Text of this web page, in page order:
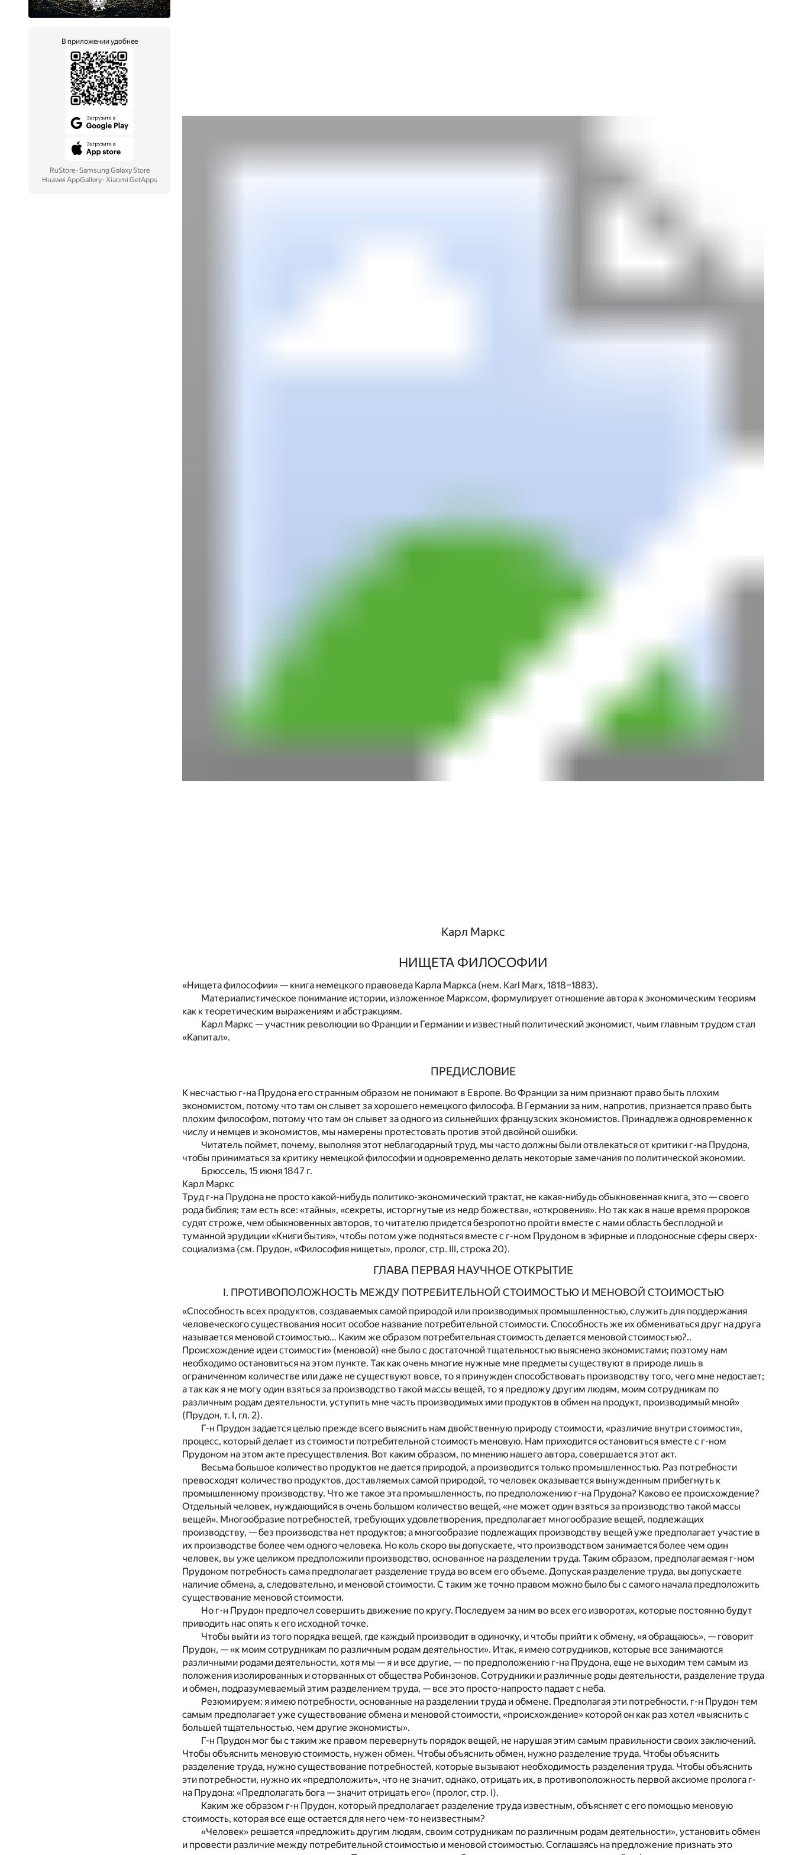
В приложении удобнее
RuStore· Samsung Galaxy Store
Huawei AppGallery· Xiaomi GetApps
Карл Маркс
НИЩЕТА ФИЛОСОФИИ
«Нищета философии» — книга немецкого правоведа Карла Маркса (нем. Karl Marx, 1818–1883).
Материалистическое понимание истории, изложенное Марксом, формулирует отношение автора к экономическим теориям
как к теоретическим выражениям и абстракциям.
Карл Маркс — участник революции во Франции и Германии и известный политический экономист, чьим главным трудом стал
«Капитал».
ПРЕДИСЛОВИЕ
К несчастью г-на Прудона его странным образом не понимают в Европе. Во Франции за ним признают право быть плохим
экономистом, потому что там он слывет за хорошего немецкого философа. В Германии за ним, напротив, признается право быть
плохим философом, потому что там он слывет за одного из сильнейших французских экономистов. Принадлежа одновременно к
числу и немцев и экономистов, мы намерены протестовать против этой двойной ошибки.
Читатель поймет, почему, выполняя этот неблагодарный труд, мы часто должны были отвлекаться от критики г-на Прудона,
чтобы приниматься за критику немецкой философии и одновременно делать некоторые замечания по политической экономии.
Брюссель, 15 июня 1847 г.
Карл Маркс
Труд г-на Прудона не просто какой-нибудь политико-экономический трактат, не какая-нибудь обыкновенная книга, это — своего
рода библия; там есть все: «тайны», «секреты, исторгнутые из недр божества», «откровения». Но так как в наше время пророков
судят строже, чем обыкновенных авторов, то читателю придется безропотно пройти вместе с нами область бесплодной и
туманной эрудиции «Книги бытия», чтобы потом уже подняться вместе с г-ном Прудоном в эфирные и плодоносные сферы сверх-
социализма (см. Прудон, «Философия нищеты», пролог, стр. III, строка 20).
ГЛАВА ПЕРВАЯ НАУЧНОЕ ОТКРЫТИЕ
I. ПРОТИВОПОЛОЖНОСТЬ МЕЖДУ ПОТРЕБИТЕЛЬНОЙ СТОИМОСТЬЮ И МЕНОВОЙ СТОИМОСТЬЮ
«Способность всех продуктов, создаваемых самой природой или производимых промышленностью, служить для поддержания
человеческого существования носит особое название потребительной стоимости. Способность же их обмениваться друг на друга
называется меновой стоимостью… Каким же образом потребительная стоимость делается меновой стоимостью?..
Происхождение идеи стоимости» (меновой) «не было с достаточной тщательностью выяснено экономистами; поэтому нам
необходимо остановиться на этом пункте. Так как очень многие нужные мне предметы существуют в природе лишь в
ограниченном количестве или даже не существуют вовсе, то я принужден способствовать производству того, чего мне недостает;
а так как я не могу один взяться за производство такой массы вещей, то я предложу другим людям, моим сотрудникам по
различным родам деятельности, уступить мне часть производимых ими продуктов в обмен на продукт, производимый мной»
(Прудон, т. I, гл. 2).
Г-н Прудон задается целью прежде всего выяснить нам двойственную природу стоимости, «различие внутри стоимости»,
процесс, который делает из стоимости потребительной стоимость меновую. Нам приходится остановиться вместе с г-ном
Прудоном на этом акте пресуществления. Вот каким образом, по мнению нашего автора, совершается этот акт.
Весьма большое количество продуктов не дается природой, а производится только промышленностью. Раз потребности
превосходят количество продуктов, доставляемых самой природой, то человек оказывается вынужденным прибегнуть к
промышленному производству. Что же такое эта промышленность, по предположению г-на Прудона? Каково ее происхождение?
Отдельный человек, нуждающийся в очень большом количество вещей, «не может один взяться за производство такой массы
вещей». Многообразие потребностей, требующих удовлетворения, предполагает многообразие вещей, подлежащих
производству, — без производства нет продуктов; а многообразие подлежащих производству вещей уже предполагает участие в
их производстве более чем одного человека. Но коль скоро вы допускаете, что производством занимается более чем один
человек, вы уже целиком предположили производство, основанное на разделении труда. Таким образом, предполагаемая г-ном
Прудоном потребность сама предполагает разделение труда во всем его объеме. Допуская разделение труда, вы допускаете
наличие обмена, а, следовательно, и меновой стоимости. С таким же точно правом можно было бы с самого начала предположить
существование меновой стоимости.
Но г-н Прудон предпочел совершить движение по кругу. Последуем за ним во всех его изворотах, которые постоянно будут
приводить нас опять к его исходной точке.
Чтобы выйти из того порядка вещей, где каждый производит в одиночку, и чтобы прийти к обмену, «я обращаюсь», — говорит
Прудон, — «к моим сотрудникам по различным родам деятельности». Итак, я имею сотрудников, которые все занимаются
различными родами деятельности, хотя мы — я и все другие, — по предположению г-на Прудона, еще не выходим тем самым из
положения изолированных и оторванных от общества Робинзонов. Сотрудники и различные роды деятельности, разделение труда
и обмен, подразумеваемый этим разделением труда, — все это просто-напросто падает с неба.
Резюмируем: я имею потребности, основанные на разделении труда и обмене. Предполагая эти потребности, г-н Прудон тем
самым предполагает уже существование обмена и меновой стоимости, «происхождение» которой он как раз хотел «выяснить с
большей тщательностью, чем другие экономисты».
Г-н Прудон мог бы с таким же правом перевернуть порядок вещей, не нарушая этим самым правильности своих заключений.
Чтобы объяснить меновую стоимость, нужен обмен. Чтобы объяснить обмен, нужно разделение труда. Чтобы объяснить
разделение труда, нужно существование потребностей, которые вызывают необходимость разделения труда. Чтобы объяснить
эти потребности, нужно их «предположить», что не значит, однако, отрицать их, в противоположность первой аксиоме пролога г-
на Прудона: «Предполагать бога — значит отрицать его» (пролог, стр. I).
Каким же образом г-н Прудон, который предполагает разделение труда известным, объясняет с его помощью меновую
стоимость, которая все еще остается для него чем-то неизвестным?
«Человек» решается «предложить другим людям, своим сотрудникам по различным родам деятельности», установить обмен
и провести различие между потребительной стоимостью и меновой стоимостью. Соглашаясь на предложение признать это